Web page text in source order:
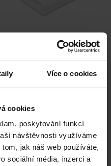
Více o cookies
cookies
poskytování funkcí
návštěvnosti využíváme
jak náš web používáte,
sociální média, inzerci a
Přikrývka 135×100
678.00Kč